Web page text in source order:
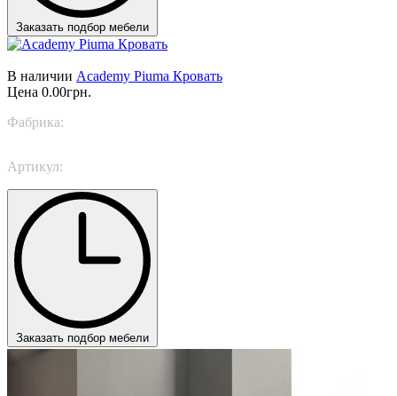
Заказать подбор мебели
В наличии Academy Piuma Кровать
Цена 0.00грн.
Фабрика:
Артикул:
Заказать подбор мебели